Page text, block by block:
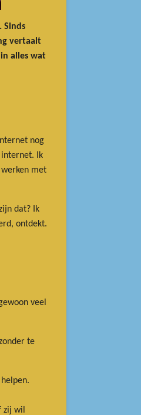
Sinds
vertaalt
alles wat
nog
internet. Ik
met
dat? Ik
ontdekt.
veel
te
zij wil